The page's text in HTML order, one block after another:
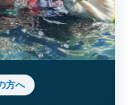
方へ